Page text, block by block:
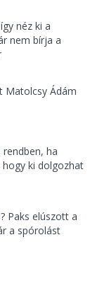
néz ki a
nem bírja a
Matolcsy Ádám
ha
ki dolgozhat
Paks elúszott a
a spórolást